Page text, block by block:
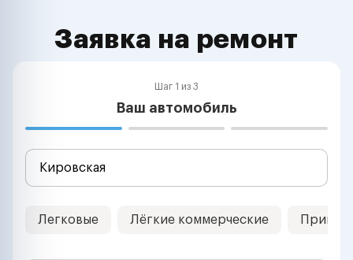
Заявка на ремонт
Шаг 1 из 3
Ваш автомобиль
Легковые Лёгкие коммерческие